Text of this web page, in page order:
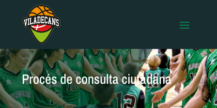
Procés de consulta ciutadana